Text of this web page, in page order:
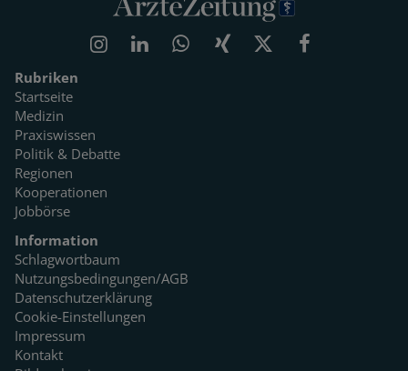
Rubriken
Startseite
Medizin
Praxiswissen
Politik & Debatte
Regionen
Kooperationen
Jobbörse
Information
Schlagwortbaum
Nutzungsbedingungen/AGB
Datenschutzerklärung
Cookie-Einstellungen
Impressum
Kontakt